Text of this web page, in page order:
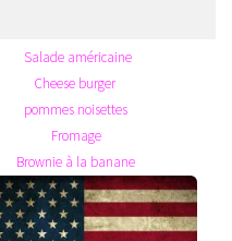
Salade américaine
Cheese burger
pommes noisettes
Fromage
Brownie à la banane